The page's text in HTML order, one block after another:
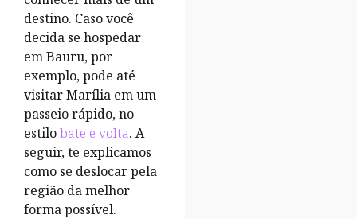
destino. Caso você
decida se hospedar
em Bauru, por
exemplo, pode até
visitar Marília em um
passeio rápido, no
estilobate e volta. A
seguir, te explicamos
como se deslocar pela
região da melhor
forma possível.